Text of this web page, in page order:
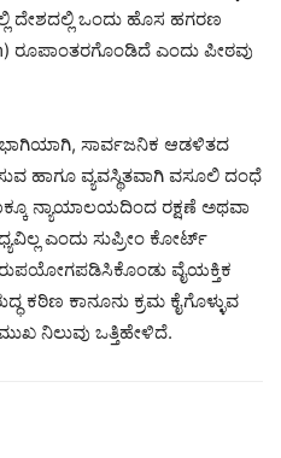
ದೇಶದಲ್ಲಿ ಒಂದು ಹೊಸ ಹಗರಣ
ಎಂದು ಪೀಠವು
ಭಾಗಿಯಾಗಿ, ಸಾರ್ವಜನಿಕ ಆಡಳಿತದ
ಹಾಗೂ ವ್ಯವಸ್ಥಿತವಾಗಿ ವಸೂಲಿ ದಂಧೆ
ನ್ಯಾಯಾಲಯದಿಂದ ರಕ್ಷಣೆ ಅಥವಾ
ಎಂದು ಸುಪ್ರೀಂ ಕೋರ್ಟ್
ವೈಯಕ್ತಿಕ
ಕಠಿಣ ಕಾನೂನು ಕ್ರಮ ಕೈಗೊಳ್ಳುವ
ನಿಲುವು ಒತ್ತಿಹೇಳಿದೆ.